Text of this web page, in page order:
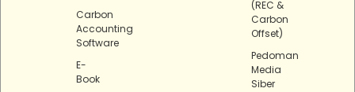
Carbon
Accounting
Software
E-
Book
(REC &
Carbon
Offset)
Pedoman
Media
Siber